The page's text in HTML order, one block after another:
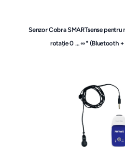
Senzor Cobra SMARTsense pentru
rotație 0 … ∞ ° (Bluetooth +